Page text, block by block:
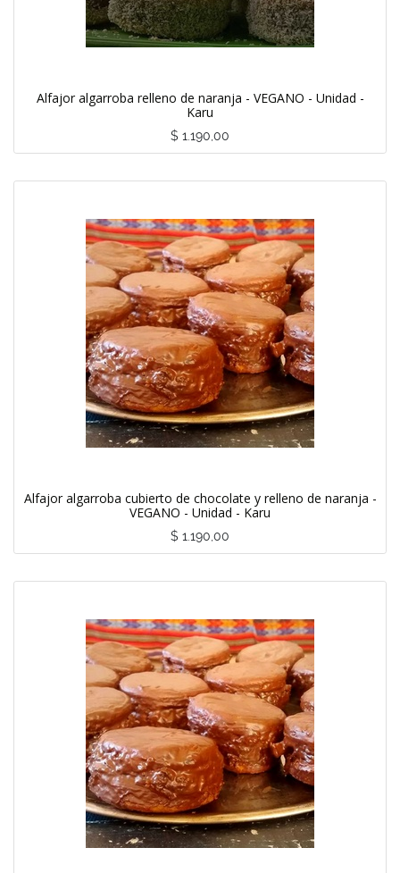
Alfajor algarroba relleno de naranja - VEGANO - Unidad -
Karu
$ 1.190,00
Alfajor algarroba cubierto de chocolate y relleno de naranja -
VEGANO - Unidad - Karu
$ 1.190,00